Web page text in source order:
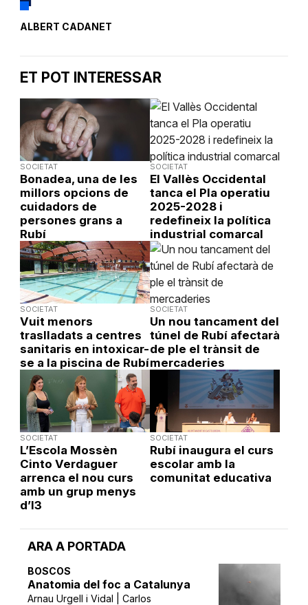
ARA A PORTADA
BOSCOS
Anatomia del foc a Catalunya
Arnau Urgell i Vidal | Carlos
ALBERT CADANET
ET POT INTERESSAR
SOCIETAT
Bonadea, una de les
millors opcions de
cuidadors de
persones grans a
Rubí
SOCIETAT
El Vallès Occidental
tanca el Pla operatiu
2025-2028 i
redefineix la política
industrial comarcal
SOCIETAT
Vuit menors
traslladats a centres
sanitaris en intoxicar-
se a la piscina de Rubí
SOCIETAT
Un nou tancament del
túnel de Rubí afectarà
de ple el trànsit de
mercaderies
SOCIETAT
L’Escola Mossèn
Cinto Verdaguer
arrenca el nou curs
amb un grup menys
d’I3
SOCIETAT
Rubí inaugura el curs
escolar amb la
comunitat educativa